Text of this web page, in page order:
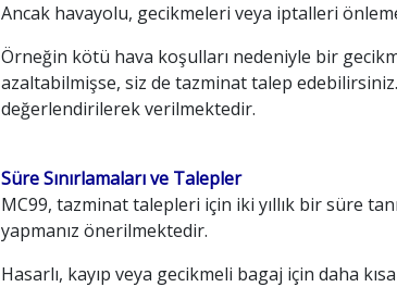
Ancak havayolu, gecikmeleri veya iptalleri
Örneğin kötü hava koşulları nedeniyle bir
azaltabilmişse, siz de tazminat talep
değerlendirilerek verilmektedir.
Süre Sınırlamaları ve Talepler
MC99, tazminat talepleri için iki yıllık bir süre
yapmanız önerilmektedir.
Hasarlı, kayıp veya gecikmeli bagaj için daha